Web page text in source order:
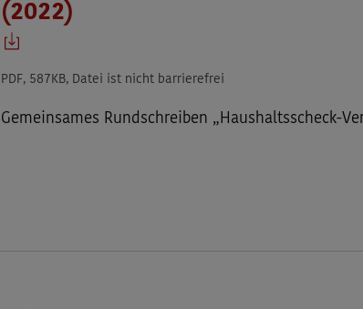
(2022)
PDF, 587KB, Datei ist nicht barrierefrei
Gemeinsames Rundschreiben „Haushaltsscheck-